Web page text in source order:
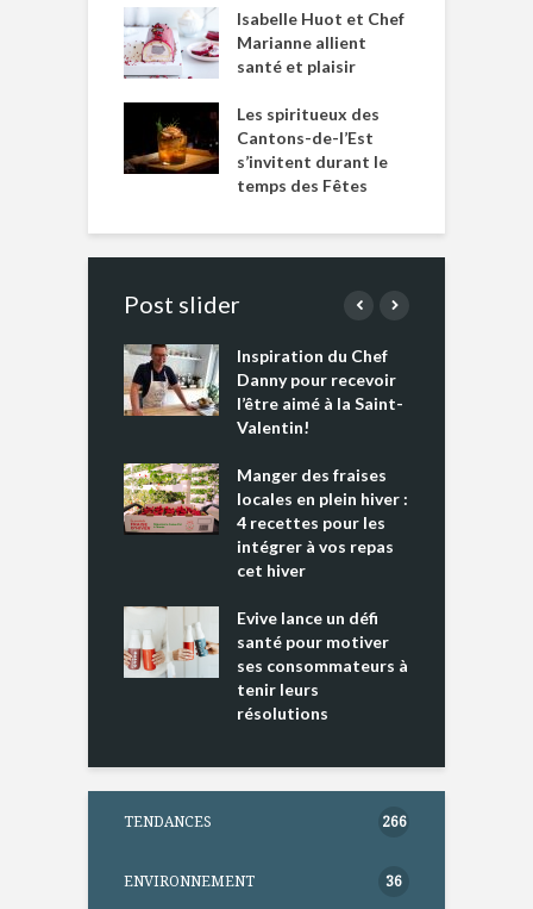
Isabelle Huot et Chef
Marianne allient
santé et plaisir
Les spiritueux des
Cantons-de-l’Est
s’invitent durant le
temps des Fêtes
Post slider
Inspiration du Chef
Danny pour recevoir
l’être aimé à la Saint-
Valentin!
Manger des fraises
locales en plein hiver :
4 recettes pour les
intégrer à vos repas
cet hiver
Evive lance un défi
santé pour motiver
ses consommateurs à
tenir leurs
résolutions
TENDANCES 266
ENVIRONNEMENT 36